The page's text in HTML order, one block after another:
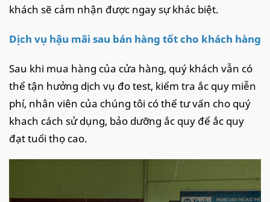
khách sẽ cảm nhận được ngay sự khác biệt.
Dịch vụ hậu mãi sau bán hàng tốt cho khách hàng
Sau khi mua hàng của cửa hàng, quý khách vẫn có
thể tận hưởng dịch vụ đo test, kiểm tra ắc quy miễn
phí, nhân viên của chúng tôi có thể tư vấn cho quý
khach cách sử dụng, bảo dưỡng ắc quy để ắc quy
đạt tuổi thọ cao.